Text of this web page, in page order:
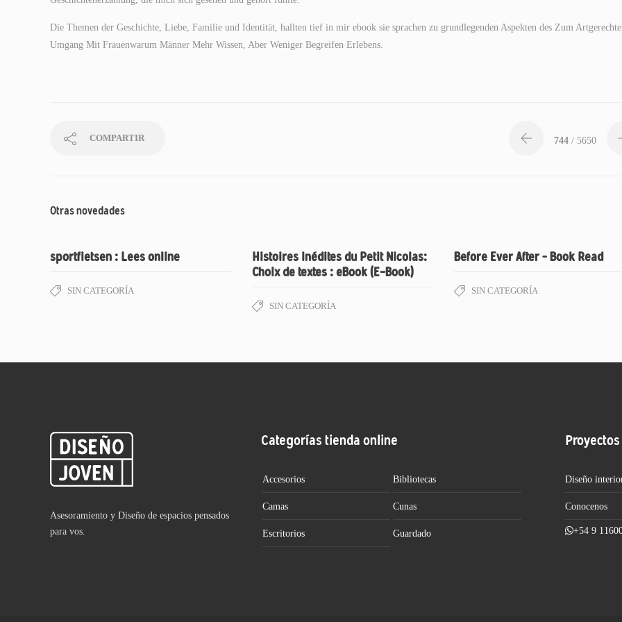
Die Themen der Geschichte, Liebe, Familie und Identität, hallten tief in mir ebook sie sprachen zu grundlegenden Aspekten des Zum
Umgang Mit Frauenwarum Männer Mehr Wissen, Aber Weniger Begreifen Erlebens.
COMPARTIR 744 / 5650
Otras novedades
sportfietsen : Lees online
SIN CATEGORÍA
Histoires inédites du Petit Nicolas:
Choix de textes : eBook (E-Book)
SIN CATEGORÍA
Before Ever After – Book Read
SIN CATEGORÍA
Asesoramiento y Diseño de espacios pensados
para vos.
Categorías tienda online
Accesorios Bibliotecas
Camas Cunas
Escritorios Guardado
Diseño
Conocenos
+54 9